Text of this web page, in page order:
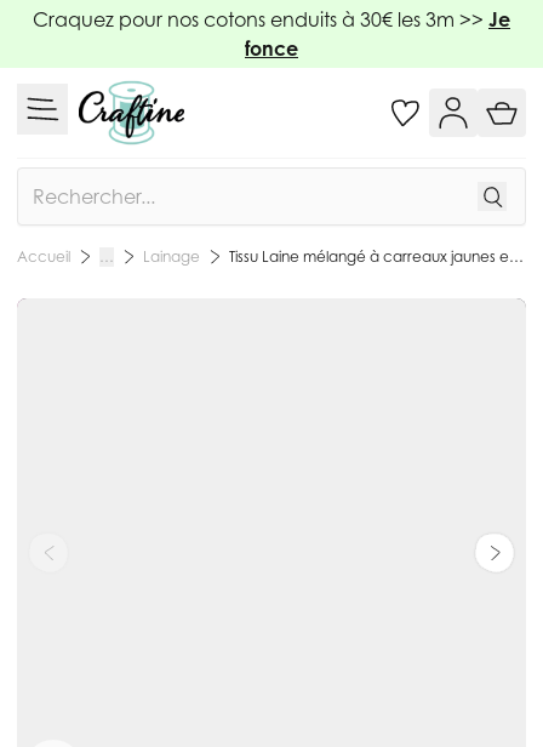
Allez au contenu
Craquez pour nos cotons enduits à 30€ les 3m >> Je
fonce
Accueil … Lainage Tissu Laine mélangé à carreaux jaunes et roses sur fond Noir - Par 10 cm